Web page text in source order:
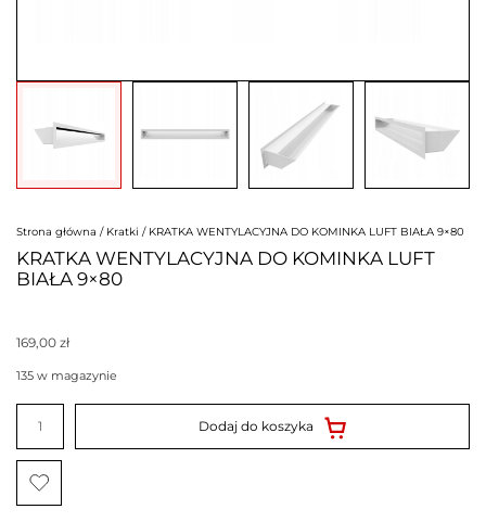
Strona główna / Kratki / KRATKA WENTYLACYJNA DO KOMINKA LUFT BIAŁA 9×80
KRATKA WENTYLACYJNA DO KOMINKA LUFT
BIAŁA 9×80
169,00 zł
135 w magazynie
ilość
KRATKA
DO
KOMINKA
LUFT
BIAŁA
9x80
Dodaj do koszyka